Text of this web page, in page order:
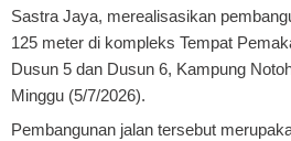
Sastra Jaya, merealisasikan
125 meter di kompleks Tempat
Dusun 5 dan Dusun 6, Kampung
Minggu (5/7/2026).
Pembangunan jalan tersebut